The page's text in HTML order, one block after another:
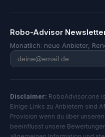
Robo-Advisor
Monatlich: neue Anbieter,
Disclaimer: RoboAdvisor.one
Einige Links zu Anbietern sind
Provision wenn du über
beeinflusst unsere